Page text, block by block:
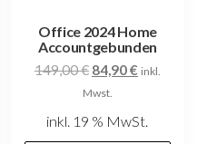
Office 2024 Home
Accountgebunden
149,00€ Ursprünglicher
Preis
84,90€Aktueller
inkl.
Mwst.
inkl. 19 % MwSt.